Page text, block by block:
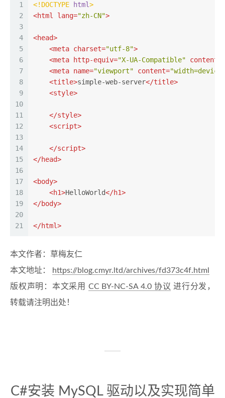
1
2
3
4
5
6
7
8
9
10
11
12
13
14
15
16
17
18
19
20
21
<!DOCTYPE html>
<html lang="zh-CN">
<head>
<meta charset="utf-8">
<meta http-equiv="X-UA-Compatible" content
<meta name="viewport" content=
<title>simple-web-server</title>
<style>
</style>
<script>
</script>
</head>
<body>
<h1>HelloWorld</h1>
</body>
</html>
本文作者：草梅友仁
本文地址：
https://blog.cmyr.ltd/archives/fd373c4f.html
版权声明：本文采用 CC BY-NC-SA 4.0 协议 进行分发，
转载请注明出处！
C#安装 MySQL 驱动以及实现简单